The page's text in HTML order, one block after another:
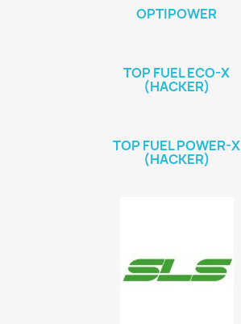
OPTIPOWER
TOP FUEL ECO-X
(HACKER)
TOP FUEL POWER-X
(HACKER)